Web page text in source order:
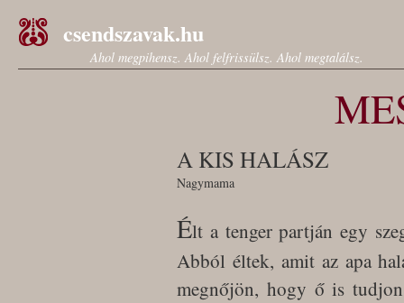
csendszavak.hu
Ahol megpihensz. Ahol felfrissülsz. Ahol megtalálsz.
A KIS HALÁSZ
Nagymama
Élt a tenger partján egy
Abból éltek, amit az apa
megnőjön, hogy ő is